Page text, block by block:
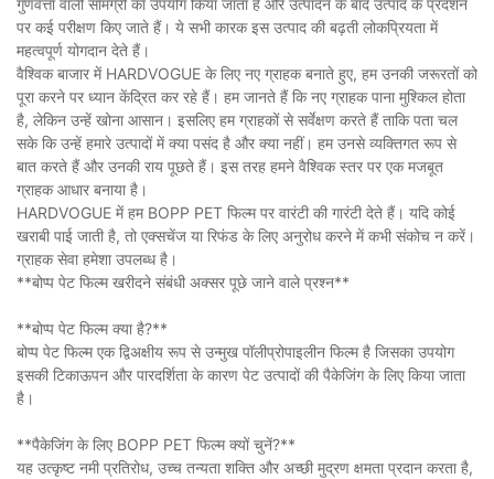
पर कई परीक्षण किए जाते हैं। ये सभी कारक इस उत्पाद की बढ़ती लोकप्रियता में
महत्वपूर्ण योगदान देते हैं।
वैश्विक बाजार में HARDVOGUE के लिए नए ग्राहक बनाते हुए, हम उनकी जरूरतों को
पूरा करने पर ध्यान केंद्रित कर रहे हैं। हम जानते हैं कि नए ग्राहक पाना मुश्किल होता
है, लेकिन उन्हें खोना आसान। इसलिए हम ग्राहकों से सर्वेक्षण करते हैं ताकि पता चल
सके कि उन्हें हमारे उत्पादों में क्या पसंद है और क्या नहीं। हम उनसे व्यक्तिगत रूप से
बात करते हैं और उनकी राय पूछते हैं। इस तरह हमने वैश्विक स्तर पर एक मजबूत
ग्राहक आधार बनाया है।
HARDVOGUE में हम BOPP PET फिल्म पर वारंटी की गारंटी देते हैं। यदि कोई
खराबी पाई जाती है, तो एक्सचेंज या रिफंड के लिए अनुरोध करने में कभी संकोच न करें।
ग्राहक सेवा हमेशा उपलब्ध है।
**बोप्प पेट फिल्म खरीदने संबंधी अक्सर पूछे जाने वाले प्रश्न**
**बोप्प पेट फिल्म क्या है?**
बोप्प पेट फिल्म एक द्विअक्षीय रूप से उन्मुख पॉलीप्रोपाइलीन फिल्म है जिसका उपयोग
इसकी टिकाऊपन और पारदर्शिता के कारण पेट उत्पादों की पैकेजिंग के लिए किया जाता
है।
**पैकेजिंग के लिए BOPP PET फिल्म क्यों चुनें?**
यह उत्कृष्ट नमी प्रतिरोध, उच्च तन्यता शक्ति और अच्छी मुद्रण क्षमता प्रदान करता है,